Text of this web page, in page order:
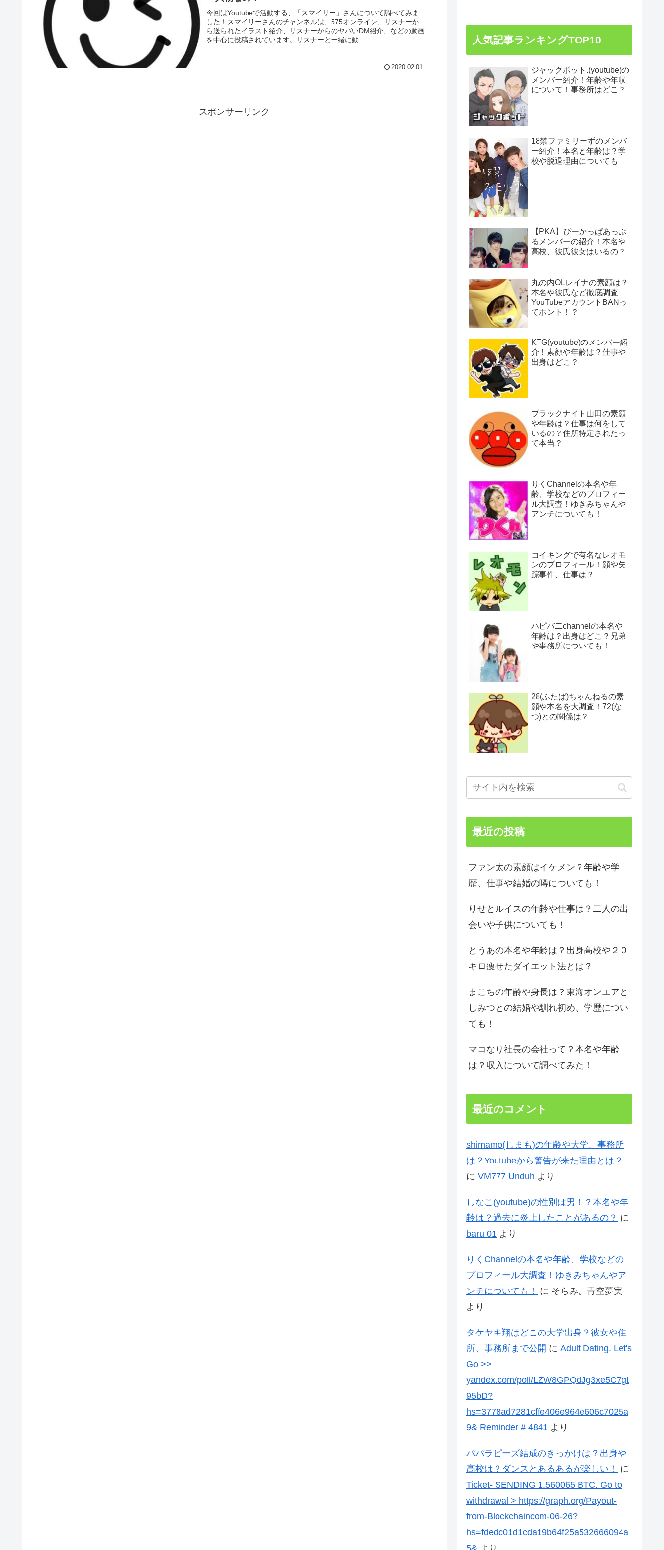
今回はYoutubeで活動する、「スマイリー」さんについて調べてみま
した！スマイリーさんのチャンネルは、575オンライン、リスナーか
ら送られたイラスト紹介、リスナーからのヤバいDM紹介、などの動画
を中心に投稿されています。リスナーと一緒に動...
2020.02.01
スポンサーリンク
人気記事ランキングTOP10
ジャックポット.(youtube)の
メンバー紹介！年齢や年収
について！事務所はどこ？
18禁ファミリーずのメンバ
ー紹介！本名と年齢は？学
校や脱退理由についても
【PKA】ぴーかっぱあっぷ
るメンバーの紹介！本名や
高校、彼氏彼女はいるの？
丸の内OLレイナの素顔は？
本名や彼氏など徹底調査！
YouTubeアカウントBANっ
てホント！？
KTG(youtube)のメンバー紹
介！素顔や年齢は？仕事や
出身はどこ？
ブラックナイト山田の素顔
や年齢は？仕事は何をして
いるの？住所特定されたっ
て本当？
りくChannelの本名や年
齢、学校などのプロフィー
ル大調査！ゆきみちゃんや
アンチについても！
コイキングで有名なレオモ
ンのプロフィール！顔や失
踪事件、仕事は？
ハピバ二channelの本名や
年齢は？出身はどこ？兄弟
や事務所についても！
28(ふたば)ちゃんねるの素
顔や本名を大調査！72(な
つ)との関係は？
最近の投稿
ファン太の素顔はイケメン？年齢や学
歴、仕事や結婚の噂についても！
りせとルイスの年齢や仕事は？二人の出
会いや子供についても！
とうあの本名や年齢は？出身高校や２０
キロ痩せたダイエット法とは？
まこちの年齢や身長は？東海オンエアと
しみつとの結婚や馴れ初め、学歴につい
ても！
マコなり社長の会社って？本名や年齢
は？収入について調べてみた！
最近のコメント
shimamo(しまも)の年齢や大学、事務所
は？Youtubeから警告が来た理由とは？
に VM777 Unduh より
しなこ(youtube)の性別は男！？本名や年
齢は？過去に炎上したことがあるの？ に
baru 01 より
りくChannelの本名や年齢、学校などの
プロフィール大調査！ゆきみちゃんやア
ンチについても！
に そらみ。青空夢実
より
タケヤキ翔はどこの大学出身？彼女や住
所、事務所まで公開 に Adult Dating. Let's
Go >>
yandex.com/poll/LZW8GPQdJg3xe5C7gt
95bD?
hs=3778ad7281cffe406e964e606c7025a
9& Reminder # 4841 より
パパラピーズ結成のきっかけは？出身や
高校は？ダンスとあるあるが楽しい！
に
Ticket- SENDING 1.560065 BTC. Go to
withdrawal > https://graph.org/Payout-
from-Blockchaincom-06-26?
hs=fdedc01d1cda19b64f25a532666094a